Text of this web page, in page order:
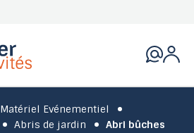
Matériel Evénementiel
Abris de jardin Abri bûches